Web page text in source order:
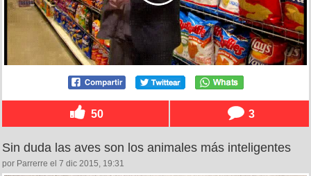
50 3
Sin duda las aves son los animales más inteligentes
por Parrerre el 7 dic 2015, 19:31